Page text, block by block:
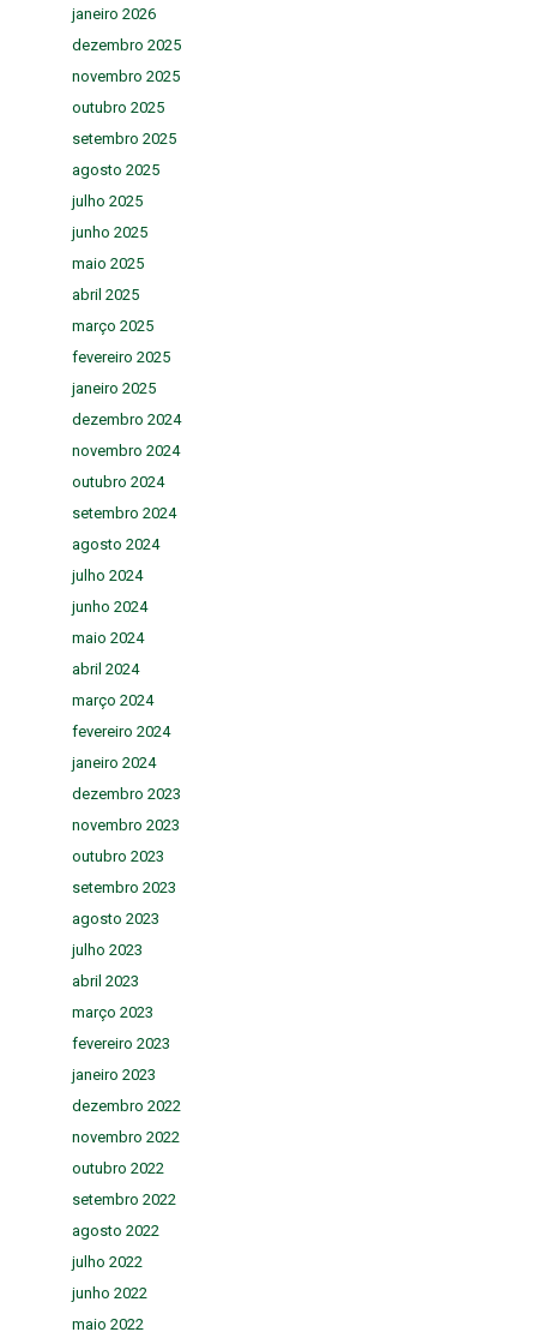
janeiro 2026
dezembro 2025
novembro 2025
outubro 2025
setembro 2025
agosto 2025
julho 2025
junho 2025
maio 2025
abril 2025
março 2025
fevereiro 2025
janeiro 2025
dezembro 2024
novembro 2024
outubro 2024
setembro 2024
agosto 2024
julho 2024
junho 2024
maio 2024
abril 2024
março 2024
fevereiro 2024
janeiro 2024
dezembro 2023
novembro 2023
outubro 2023
setembro 2023
agosto 2023
julho 2023
abril 2023
março 2023
fevereiro 2023
janeiro 2023
dezembro 2022
novembro 2022
outubro 2022
setembro 2022
agosto 2022
julho 2022
junho 2022
maio 2022